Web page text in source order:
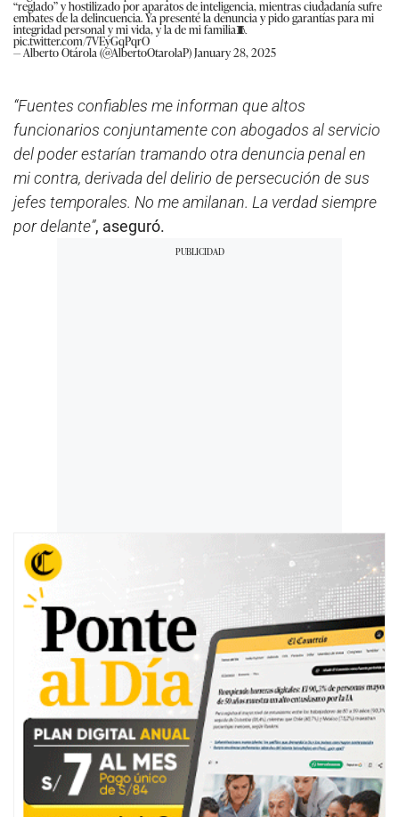
“reglado” y hostilizado por aparatos de inteligencia, mientras ciudadanía sufre
embates de la delincuencia. Ya presenté la denuncia y pido garantías para mi
integridad personal y mi vida, y la de mi familia🧵
pic.twitter.com/7VEyGqPqrO
— Alberto Otárola (@AlbertoOtarolaP)January 28, 2025
“Fuentes confiables me informan que altos
funcionarios conjuntamente con abogados al servicio
del poder estarían tramando otra denuncia penal en
mi contra, derivada del delirio de persecución de sus
jefes temporales. No me amilanan. La verdad siempre
por delante”, aseguró.